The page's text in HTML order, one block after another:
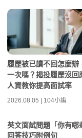
履歷被已讀不回怎麼辦
一次嗎？揭投履歷沒回
人資教你提高面試率
2026.08.05 | 104小編
英文面試問題「你有哪
回答技巧附例句